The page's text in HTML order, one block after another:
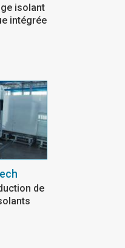
isolant
intégrée
de